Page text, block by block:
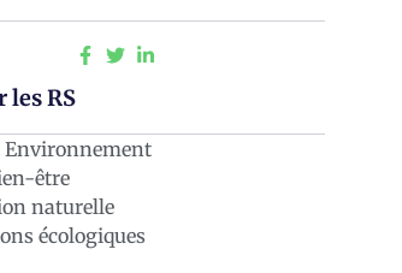
les RS
Environnement
être
naturelle
écologiques